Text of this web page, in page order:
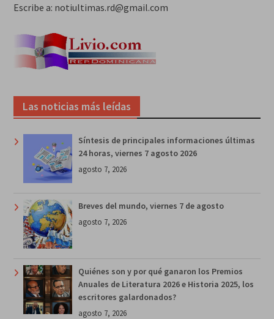
Escribe a: notiultimas.rd@gmail.com
Las noticias más leídas
Síntesis de principales informaciones últimas
24 horas, viernes 7 agosto 2026
agosto 7, 2026
Breves del mundo, viernes 7 de agosto
agosto 7, 2026
Quiénes son y por qué ganaron los Premios
Anuales de Literatura 2026 e Historia 2025, los
escritores galardonados?
agosto 7, 2026